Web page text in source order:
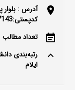
location_on
آدرس : بلوار
کدپستی:6939177143
event_note تعداد مطالب :
keyboard_arrow_up
رتبه‌بندی
ایلام